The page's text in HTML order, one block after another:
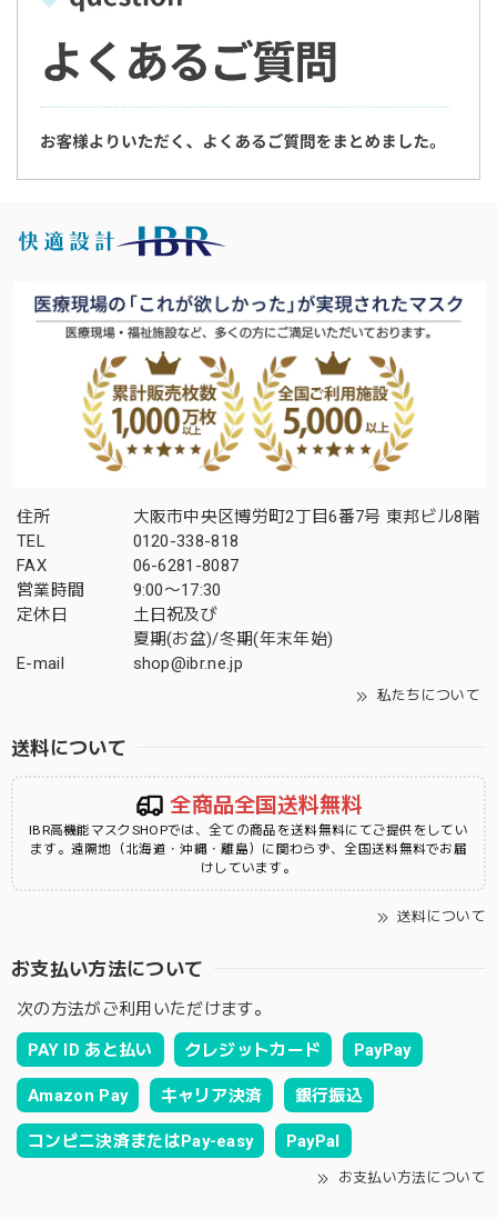
住所
大阪市中央区博労町2丁目6番7号 東邦ビル8階
TEL
0120-338-818
FAX
06-6281-8087
営業時間
9:00〜17:30
定休日
土日祝及び
夏期(お盆)/冬期(年末年始)
E-mail
shop@ibr.ne.jp
私たちについて
送料について
全商品全国送料無料
IBR高機能マスクSHOPでは、全ての商品を送料無料にてご提供をしてい
ます。遠隔地（北海道・沖縄・離島）に関わらず、全国送料無料でお届
けしています。
送料について
お支払い方法について
次の方法がご利用いただけます。
PAY ID あと払い クレジットカード PayPay
Amazon Pay キャリア決済 銀行振込
コンビニ決済またはPay-easy PayPal
お支払い方法について